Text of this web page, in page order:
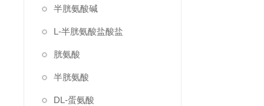
半胱氨酸碱
L-半胱氨酸盐酸盐
胱氨酸
半胱氨酸
DL-蛋氨酸